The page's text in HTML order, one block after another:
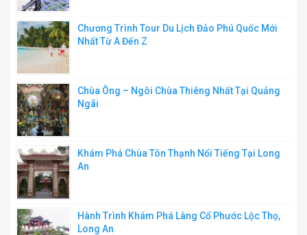
Chương Trình Tour Du Lịch Đảo Phú Quốc Mới
Nhất Từ A Đến Z
Chùa Ông – Ngôi Chùa Thiêng Nhất Tại Quảng
Ngãi
Khám Phá Chùa Tôn Thạnh Nổi Tiếng Tại Long
An
Hành Trình Khám Phá Làng Cổ Phước Lộc Thọ,
Long An